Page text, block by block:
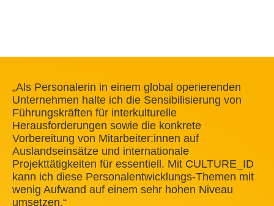
„Als Personalerin in einem global operierenden
Unternehmen halte ich die Sensibilisierung von
Führungskräften für interkulturelle
Herausforderungen sowie die konkrete
Vorbereitung von Mitarbeiter:innen auf
Auslandseinsätze und internationale
Projekttätigkeiten für essentiell. Mit CULTURE_ID
kann ich diese Personalentwicklungs-Themen mit
wenig Aufwand auf einem sehr hohen Niveau
umsetzen.“